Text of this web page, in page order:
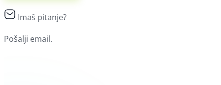
Imaš pitanje?
Pošalji email.